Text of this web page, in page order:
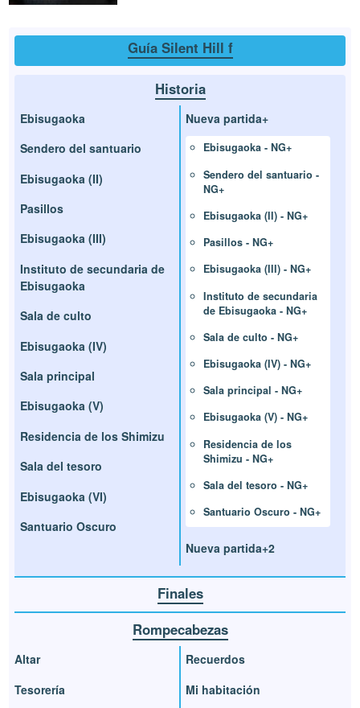
Guía Silent Hill f
Historia
Ebisugaoka
Sendero del santuario
Ebisugaoka (II)
Pasillos
Ebisugaoka (III)
Instituto de secundaria de
Ebisugaoka
Sala de culto
Ebisugaoka (IV)
Sala principal
Ebisugaoka (V)
Residencia de los Shimizu
Sala del tesoro
Ebisugaoka (VI)
Santuario Oscuro
Nueva partida+
Ebisugaoka - NG+
Sendero del santuario -
NG+
Ebisugaoka (II) - NG+
Pasillos - NG+
Ebisugaoka (III) - NG+
Instituto de secundaria
de Ebisugaoka - NG+
Sala de culto - NG+
Ebisugaoka (IV) - NG+
Sala principal - NG+
Ebisugaoka (V) - NG+
Residencia de los
Shimizu - NG+
Sala del tesoro - NG+
Santuario Oscuro - NG+
Nueva partida+2
Finales
Rompecabezas
Altar
Tesorería
Recuerdos
Mi habitación